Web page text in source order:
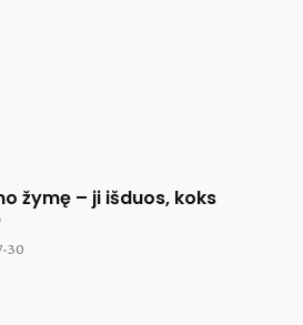
žymę – ji išduos, koks
30